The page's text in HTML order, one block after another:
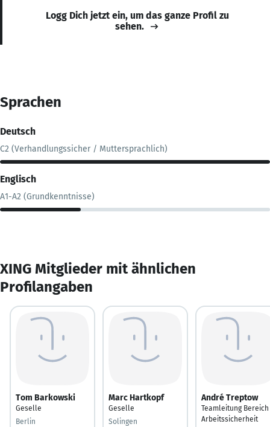
Logg Dich jetzt ein, um das ganze Profil zu
sehen.
Sprachen
Deutsch
C2 (Verhandlungssicher / Muttersprachlich)
Englisch
A1-A2 (Grundkenntnisse)
XING Mitglieder mit ähnlichen
Profilangaben
Tom Barkowski
Geselle
Berlin
Marc Hartkopf
Geselle
Solingen
André Treptow
Teamleitung Bereich
Arbeitssicherheit